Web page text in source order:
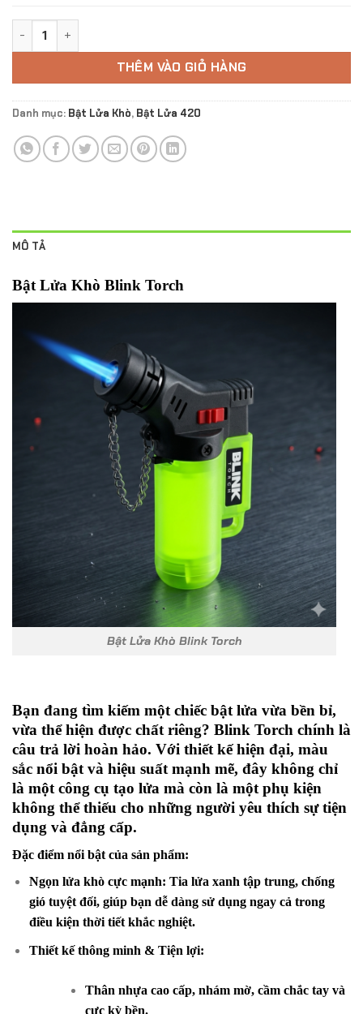
Bật Lửa Khò Blink Torch số lượng
THÊM VÀO GIỎ HÀNG
Danh mục: Bật Lửa Khò, Bật Lửa 420
MÔ TẢ
Bật Lửa Khò Blink Torch
Bật Lửa Khò Blink Torch
Bạn đang tìm kiếm một chiếc bật lửa vừa bền bỉ,
vừa thể hiện được chất riêng? Blink Torch chính là
câu trả lời hoàn hảo. Với thiết kế hiện đại, màu
sắc nổi bật và hiệu suất mạnh mẽ, đây không chỉ
là một công cụ tạo lửa mà còn là một phụ kiện
không thể thiếu cho những người yêu thích sự tiện
dụng và đẳng cấp.
Đặc điểm nổi bật của sản phẩm:
Ngọn lửa khò cực mạnh: Tia lửa xanh tập trung, chống
gió tuyệt đối, giúp bạn dễ dàng sử dụng ngay cả trong
điều kiện thời tiết khắc nghiệt.
Thiết kế thông minh & Tiện lợi:
Thân nhựa cao cấp, nhám mờ, cầm chắc tay và
cực kỳ bền.